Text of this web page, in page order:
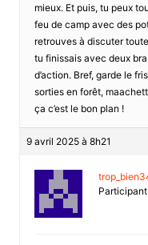
mieux. Et puis, tu peux
feu de camp avec des
retrouves à discuter
tu finissais avec deux
d’action. Bref, garde le
sorties en forêt,
ça c’est le bon plan !
9 avril 2025 à 8h21
Participant